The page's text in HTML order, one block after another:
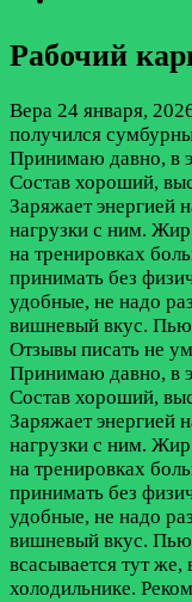
Рабочий
Вера 24 января,
получился
Принимаю давно, в
Состав хороший,
Заряжает энергией
нагрузки с ним. Жир
на тренировках
принимать без
удобные, не надо
вишневый вкус.
Отзывы писать не
Принимаю давно, в
Состав хороший,
Заряжает энергией
нагрузки с ним. Жир
на тренировках
принимать без
удобные, не надо
вишневый вкус. Пью
всасывается тут
холодильнике.